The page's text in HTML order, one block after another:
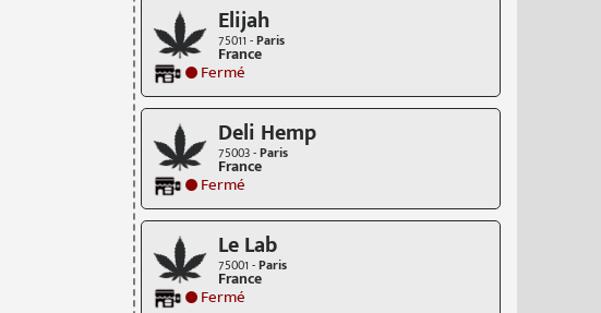
Elijah
75011 -Paris
France
Fermé
Deli Hemp
75003 -Paris
France
Fermé
Le Lab
75001 -Paris
France
Fermé